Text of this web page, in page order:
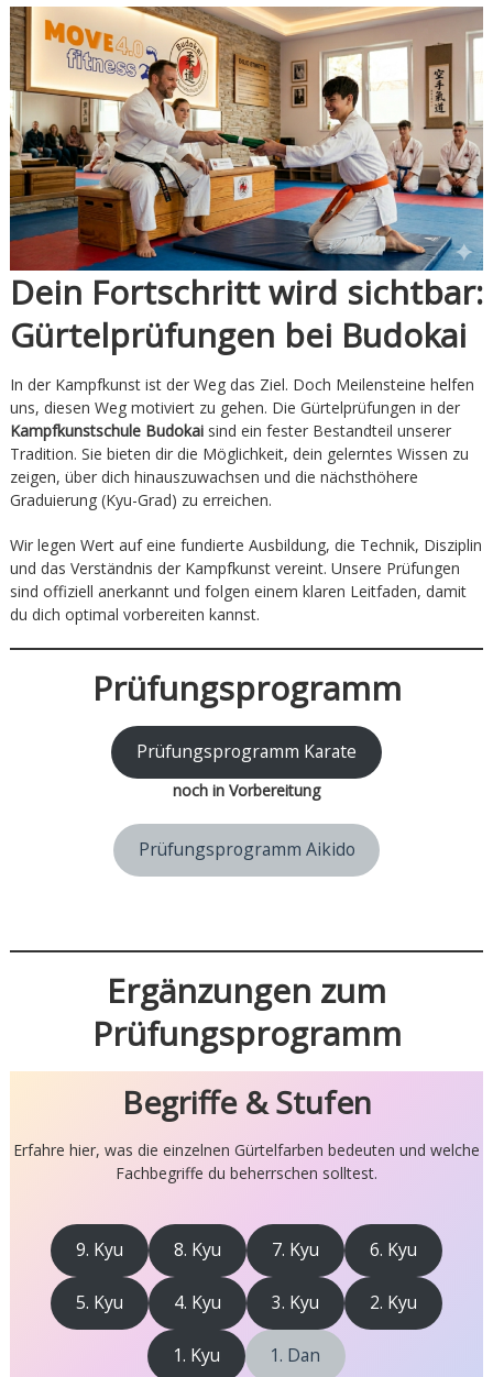
Verein
Dein Fortschritt wird sichtbar:
Gürtelprüfungen bei Budokai
In der Kampfkunst ist der Weg das Ziel. Doch Meilensteine helfen
uns, diesen Weg motiviert zu gehen. Die Gürtelprüfungen in der
Kampfkunstschule Budokaisind ein fester Bestandteil unserer
Tradition. Sie bieten dir die Möglichkeit, dein gelerntes Wissen zu
zeigen, über dich hinauszuwachsen und die nächsthöhere
Graduierung (Kyu-Grad) zu erreichen.
Wir legen Wert auf eine fundierte Ausbildung, die Technik, Disziplin
und das Verständnis der Kampfkunst vereint. Unsere Prüfungen
sind offiziell anerkannt und folgen einem klaren Leitfaden, damit
du dich optimal vorbereiten kannst.
Prüfungsprogramm
Prüfungsprogramm Karate
noch in Vorbereitung
Prüfungsprogramm Aikido
Ergänzungen zum
Prüfungsprogramm
Begriffe & Stufen
Erfahre hier, was die einzelnen Gürtelfarben bedeuten und welche
Fachbegriffe du beherrschen solltest.
9. Kyu 8. Kyu 7. Kyu 6. Kyu
5. Kyu 4. Kyu 3. Kyu 2. Kyu
1. Kyu 1. Dan